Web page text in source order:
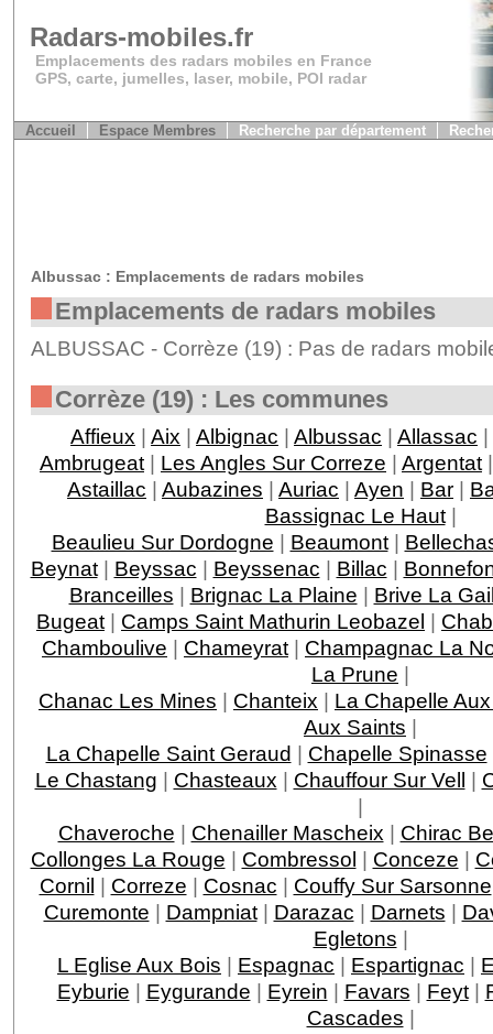
Radars-mobiles.fr
Emplacements des radars mobiles en France
GPS, carte, jumelles, laser, mobile, POI radar
Accueil Espace Membres Recherche par département
Albussac : Emplacements de radars mobiles
Emplacements de radars mobiles
ALBUSSAC - Corrèze (19) : Pas de radars
Corrèze (19) : Les communes
Affieux | Aix | Albignac | Albussac | Allassac |
Ambrugeat | Les Angles Sur Correze | Argentat
Astaillac | Aubazines | Auriac | Ayen | Bar |
Bassignac Le Haut|
Beaulieu Sur Dordogne | Beaumont|
Beynat| Beyssac | Beyssenac | Billac |
Branceilles | Brignac La Plaine | Brive La
Bugeat | Camps Saint Mathurin Leobazel |
Chamboulive | Chameyrat | Champagnac La
La Prune |
Chanac Les Mines | Chanteix | La Chapelle
Aux Saints |
La Chapelle Saint Geraud | Chapelle Spinasse
Le Chastang | Chasteaux | Chauffour Sur Vell |
|
Chaveroche | Chenailler Mascheix | Chirac
Collonges La Rouge | Combressol | Conceze |
Cornil | Correze | Cosnac | Couffy Sur Sarsonne
Curemonte | Dampniat| Darazac | Darnets |
Egletons |
L Eglise Aux Bois | Espagnac | Espartignac |
Eyburie | Eygurande | Eyrein | Favars | Feyt|
Cascades |